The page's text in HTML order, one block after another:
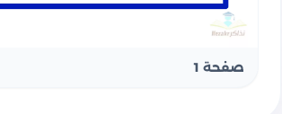
صفحة 1